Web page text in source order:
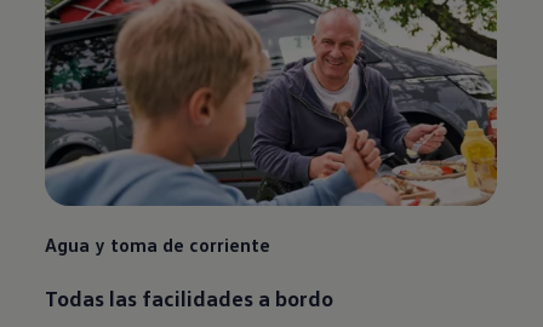
Agua y toma de corriente
Todas las facilidades a bordo